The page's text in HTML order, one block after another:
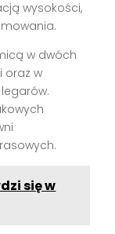
wysokości,
w dwóch
oraz w
się w